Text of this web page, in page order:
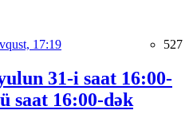
17:19 527
31-i saat 16:00-
saat 16:00-dək